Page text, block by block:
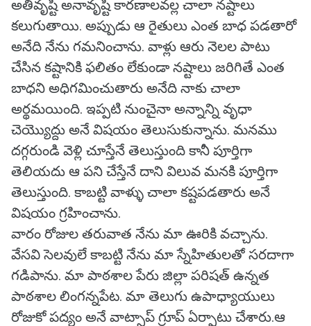
అతివృష్టి అనావృష్టి కారణాలవల్ల చాలా నష్టాలు
కలుగుతాయి. అప్పుడు ఆ రైతులు ఎంత బాధ పడతారో
అనేది నేను గమనించాను. వాళ్లు ఆరు నెలల పాటు
చేసిన కష్టానికి ఫలితం లేకుండా నష్టాలు జరిగితే ఎంత
బాధని అధిగమించుతారు అనేది నాకు చాలా
అర్థమయింది. ఇప్పటి నుంచైనా అన్నాన్ని వృధా
చెయ్యొద్దు అనే విషయం తెలుసుకున్నాను. మనము
దగ్గరుండి వెళ్లి చూస్తేనే తెలుస్తుంది కానీ పూర్తిగా
తెలియదు ఆ పని చేస్తేనే దాని విలువ మనకి పూర్తిగా
తెలుస్తుంది. కాబట్టి వాళ్ళు చాలా కష్టపడతారు అనే
విషయం గ్రహించాను.
వారం రోజుల తరువాత నేను మా ఊరికి వచ్చాను.
వేసవి సెలవులే కాబట్టి నేను మా స్నేహితులతో సరదాగా
గడిపాను. మా పాఠశాల పేరు జిల్లా పరిషత్ ఉన్నత
పాఠశాల లింగన్నపేట. మా తెలుగు ఉపాధ్యాయులు
రోజుకో పద్యం అనే వాట్సాప్ గ్రూప్ ఏర్పాటు చేశారు.ఆ